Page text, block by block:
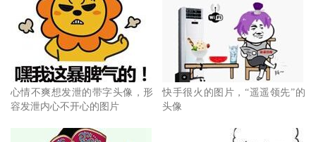
心情不爽想发泄的带字头像，形
容发泄内心不开心的图片
快手很火的图片，“遥遥领先”的
头像